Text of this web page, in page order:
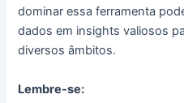
dominar essa ferramenta
dados em insights valiosos
diversos âmbitos.
Lembre-se: